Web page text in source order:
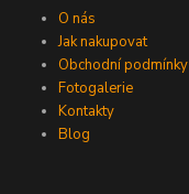
O nás
Jak nakupovat
Obchodní podmínky
Fotogalerie
Kontakty
Blog